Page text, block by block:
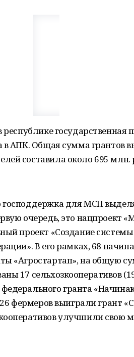
республике
в АПК. Общая сумма грантов
составила около 695 млн.
для МСП
очередь, это нацпроект
проект «Создание
В его рамках, 68
«Агростартап», на общую
17 сельхозкооперативов
гранта
фермеров выиграли грант
улучшили свою